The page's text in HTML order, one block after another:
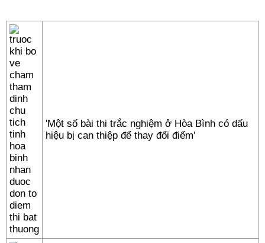
'Một số bài thi trắc nghiệm ở Hòa Bình có dấu
hiệu bị can thiệp để thay đổi điểm'